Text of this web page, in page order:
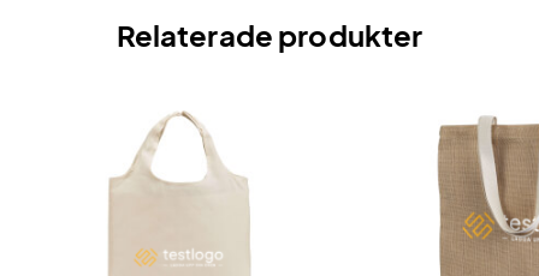
Relaterade produkter